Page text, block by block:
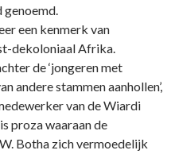
genoemd.
een kenmerk van
dekoloniaal Afrika.
de ‘jongeren met
andere stammen aanhollen’,
van de Wiardi
proza waaraan de
Botha zich vermoedelijk